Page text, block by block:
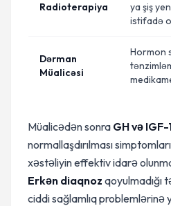
Radioterapiya
ya şiş
istifadə
Dərman
Müalicəsi
Hormon
Müalicədən sonra GH və IGF-
normallaşdırılması
xəstəliyin effektiv idarə
Erkən diaqnoz qoyulmadığı
ciddi sağlamlıq problemlərinə